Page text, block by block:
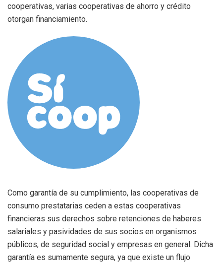
cooperativas, varias cooperativas de ahorro y crédito
otorgan financiamiento.
Como garantía de su cumplimiento, las cooperativas de
consumo prestatarias ceden a estas cooperativas
financieras sus derechos sobre retenciones de haberes
salariales y pasividades de sus socios en organismos
públicos, de seguridad social y empresas en general. Dicha
garantía es sumamente segura, ya que existe un flujo